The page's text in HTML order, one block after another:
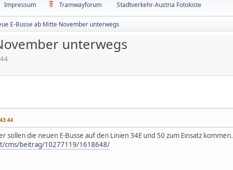
Impressum Tramwayforum Stadtverkehr-Austria Fotokiste
E-Busse ab Mitte November unterwegs
unterwegs
sollen die neuen E-Busse auf den Linien 34E und 50 zum Einsatz kommen.
cms/beitrag/10277119/1618648/